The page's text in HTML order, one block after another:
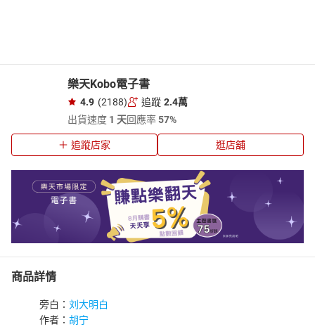
樂天Kobo電子書
4.9 (2188) 追蹤 2.4萬
出貨速度 1 天回應率57%
追蹤店家 逛店舖
商品詳情
旁白： 刘大明白
作者： 胡宁